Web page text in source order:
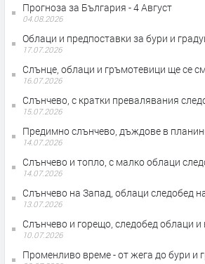
Прогноза за България - 4 Август
04.08.2026
Облаци и предпоставки за бури и
17.07.2026
Слънце, облаци и гръмотевици ще се
16.07.2026
Слънчево, с кратки превалявания
15.07.2026
Предимно слънчево, дъждове в
14.07.2026
Слънчево и топло, с малко облаци
14.07.2026
Слънчево на Запад, облаци следобед
13.07.2026
Слънчево и горещо, следобед облаци
10.07.2026
Променливо време - от жега до бури и